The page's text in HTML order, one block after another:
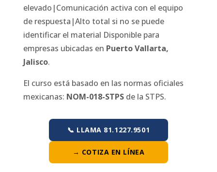
elevado|Comunicación activa con el equipo
de respuesta|Alto total si no se puede
identificar el material Disponible para
empresas ubicadas en Puerto Vallarta,
Jalisco.
El curso está basado en las normas oficiales
mexicanas: NOM-018-STPS de la STPS.
📞 LLAMA 81.1227.9501
→ COTIZA EN LÍNEA